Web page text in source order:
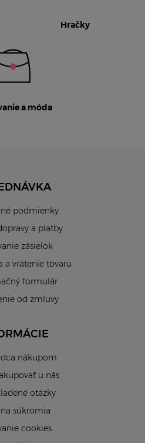
Hračky
a móda
podmienky
a platby
zásielok
a vrátenie tovaru
formulár
od zmluvy
nákupom
u nás
otázky
súkromia
cookies